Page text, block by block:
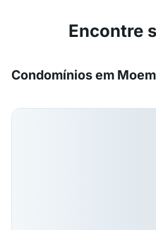
Encontre
Condomínios em